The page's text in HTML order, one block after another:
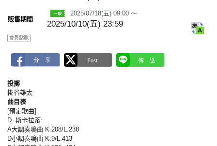
k
販售期間
2025/07/18(五) 09:00 ～
2025/10/10(五) 23:59
會員點數
投擲
掛谷雄太
曲目表
[預定歌曲]
D. 斯卡拉蒂:
A大調奏鳴曲 K.208/L.238
D小調奏鳴曲 K.9/L.413